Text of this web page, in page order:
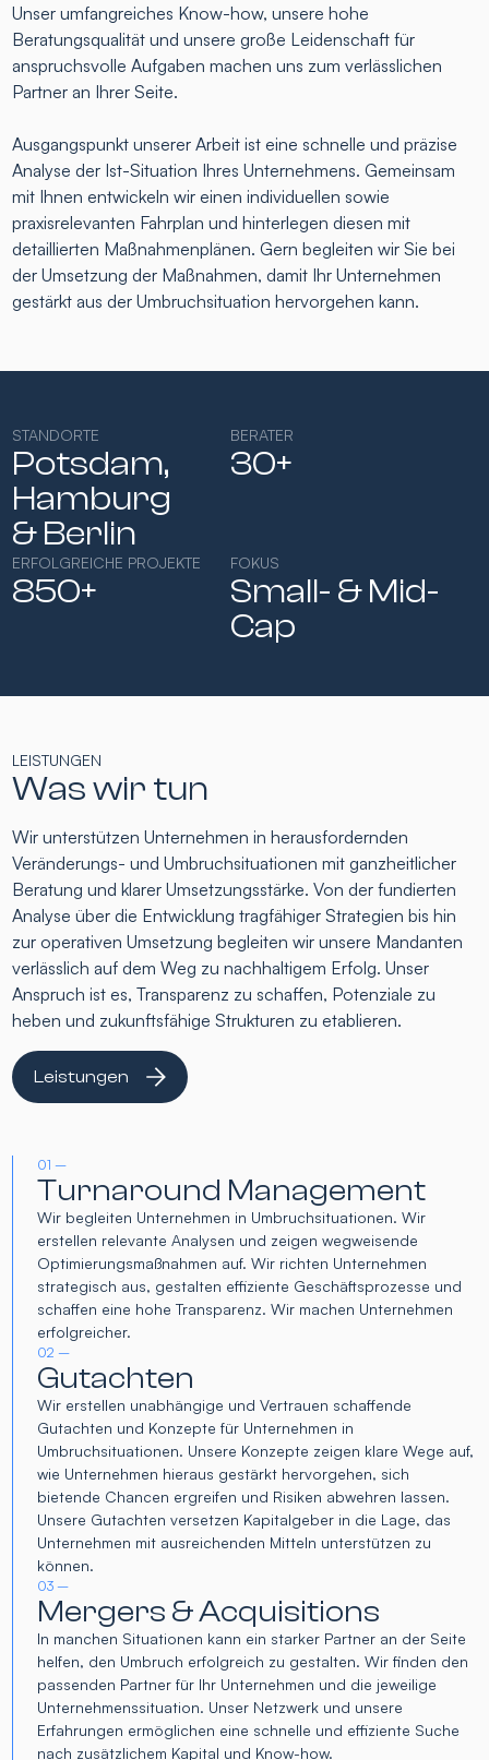
Unser umfangreiches Know-how, unsere hohe
Beratungsqualität und unsere große Leidenschaft für
anspruchsvolle Aufgaben machen uns zum verlässlichen
Partner an Ihrer Seite.
Ausgangspunkt unserer Arbeit ist eine schnelle und präzise
Analyse der Ist-Situation Ihres Unternehmens. Gemeinsam
mit Ihnen entwickeln wir einen individuellen sowie
praxisrelevanten Fahrplan und hinterlegen diesen mit
detaillierten Maßnahmenplänen. Gern begleiten wir Sie bei
der Umsetzung der Maßnahmen, damit Ihr Unternehmen
gestärkt aus der Umbruchsituation hervorgehen kann.
STANDORTE
Potsdam,
Hamburg​
& Berlin
BERATER
30+
ERFOLGREICHE PROJEKTE
850+
FOKUS
Small- & Mid-
Cap​
LEISTUNGEN
Was wir tun
Wir unterstützen Unternehmen in herausfordernden
Veränderungs- und Umbruchsituationen mit ganzheitlicher
Beratung und klarer Umsetzungsstärke. Von der fundierten
Analyse über die Entwicklung tragfähiger Strategien bis hin
zur operativen Umsetzung begleiten wir unsere Mandanten
verlässlich auf dem Weg zu nachhaltigem Erfolg. Unser
Anspruch ist es, Transparenz zu schaffen, Potenziale zu
heben und zukunftsfähige Strukturen zu etablieren.
Leistungen
01 –
Turnaround Management
Wir begleiten Unternehmen in Umbruchsituationen. Wir
erstellen relevante Analysen und zeigen wegweisende
Optimierungsmaßnahmen auf. Wir richten Unternehmen
strategisch aus, gestalten effiziente Geschäftsprozesse und
schaffen eine hohe Transparenz. Wir machen Unternehmen
erfolgreicher.
02 –
Gutachten
Wir erstellen unabhängige und Vertrauen schaffende
Gutachten und Konzepte für Unternehmen in
Umbruchsituationen. Unsere Konzepte zeigen klare Wege auf,
wie Unternehmen hieraus gestärkt hervorgehen, sich
bietende Chancen ergreifen und Risiken abwehren lassen.
Unsere Gutachten versetzen Kapitalgeber in die Lage, das
Unternehmen mit ausreichenden Mitteln unterstützen zu
können.
03 –
Mergers & Acquisitions
In manchen Situationen kann ein starker Partner an der Seite
helfen, den Umbruch erfolgreich zu gestalten. Wir finden den
passenden Partner für Ihr Unternehmen und die jeweilige
Unternehmenssituation. Unser Netzwerk und unsere
Erfahrungen ermöglichen eine schnelle und effiziente Suche
nach zusätzlichem Kapital und Know-how.